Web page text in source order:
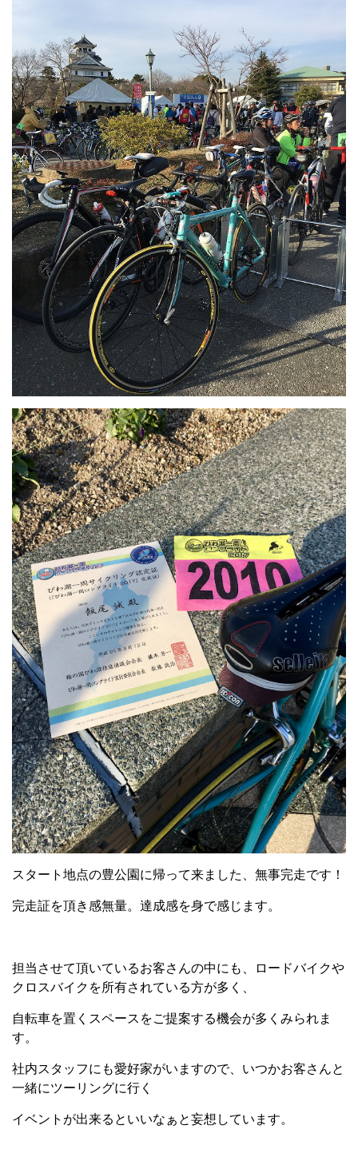
スタート地点の豊公園に帰って来ました、無事完走です！
完走証を頂き感無量。達成感を身で感じます。
担当させて頂いているお客さんの中にも、ロードバイクや
クロスバイクを所有されている方が多く、
自転車を置くスペースをご提案する機会が多くみられま
す。
社内スタッフにも愛好家がいますので、いつかお客さんと
一緒にツーリングに行く
イベントが出来るといいなぁと妄想しています。